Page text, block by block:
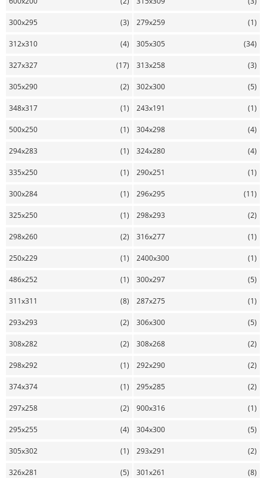
300x295 (3) 279x259 (1)
312x310 (4) 305x305 (34)
327x327 (17) 313x258 (3)
305x290 (2) 302x300 (5)
348x317 (1) 243x191 (1)
500x250 (1) 304x298 (4)
294x283 (1) 324x280 (4)
335x250 (1) 290x251 (1)
300x284 (1) 296x295 (11)
325x250 (1) 298x293 (2)
298x260 (2) 316x277 (1)
250x229 (1) 2400x300 (1)
486x252 (1) 300x297 (5)
311x311 (8) 287x275 (1)
293x293 (2) 306x300 (5)
308x282 (2) 308x268 (2)
298x292 (1) 292x290 (2)
374x374 (1) 295x285 (2)
297x258 (2) 900x316 (1)
295x255 (4) 304x300 (5)
305x302 (1) 293x291 (2)
326x281 (5) 301x261 (8)